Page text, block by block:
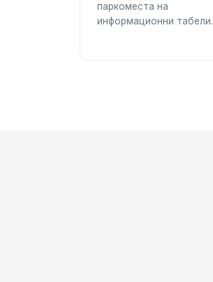
паркоместа на
информационни табели.